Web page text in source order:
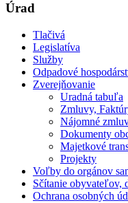
Úrad
Tlačivá
Legislatíva
Služby
Odpadové
Zverejňovanie
Uradná tabuľa
Zmluvy,
Nájomné
Dokumenty
Majetkové
Projekty
Voľby do orgánov
Sčítanie obyvateľov,
Ochrana osobných